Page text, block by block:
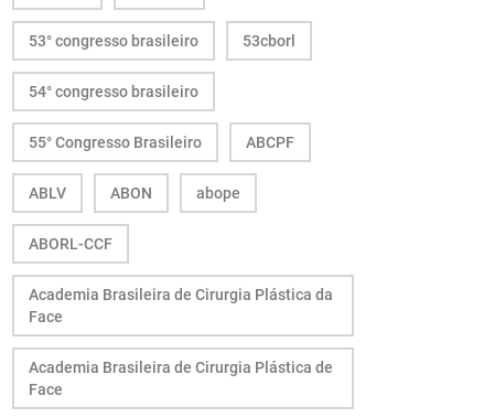
53° congresso brasileiro 53cborl
54° congresso brasileiro
55° Congresso Brasileiro ABCPF
ABLV ABON abope
ABORL-CCF
Academia Brasileira de Cirurgia Plástica da
Face
Academia Brasileira de Cirurgia Plástica de
Face